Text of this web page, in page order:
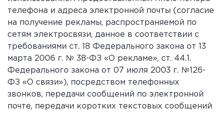
телефона и адреса электронной почты (согласие
на получение рекламы, распространяемой по
сетям электросвязи, данное в соответствии с
требованиями ст. 18 Федерального закона от 13
марта 2006 г. № 38-ФЗ «О рекламе», ст. 44.1.
Федерального закона от 07 июля 2003 г. №126-
ФЗ «О связи»), посредством телефонных
звонков, передачи сообщений по электронной
почте, передачи коротких текстовых сообщений